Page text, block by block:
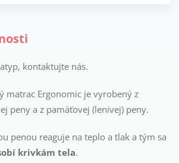
kontaktujte nás.
matrac Ergonomic je vyrobený z
peny a z pamäťovej (lenivej) peny.
penou reaguje na teplo a tlak a tým sa
krivkám tela.